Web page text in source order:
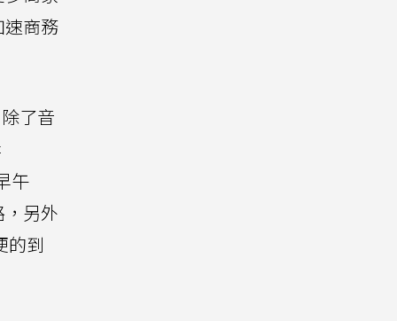
商務
了音
午
另外
的到